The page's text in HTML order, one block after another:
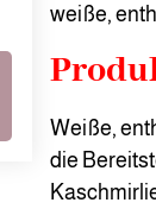
weiße,
Weiße,
die